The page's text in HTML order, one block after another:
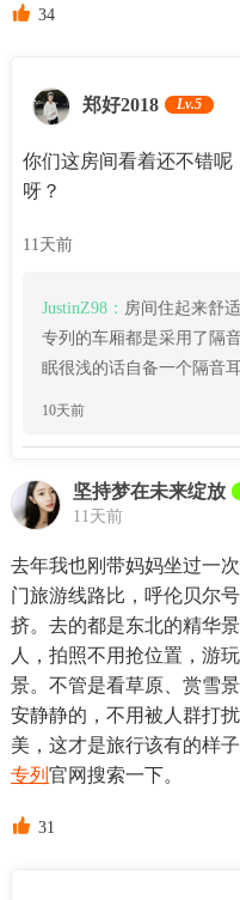
 34
郑好2018 Lv.5
你们这房间看着还不错
呀？
11天前
JustinZ98： 房间住起来舒
专列的车厢都是采用了隔
眠很浅的话自备一个隔音
10天前
坚持梦在未来绽放
11天前
去年我也刚带妈妈坐过一
门旅游线路比，呼伦贝尔
挤。去的都是东北的精华
人，拍照不用抢位置，游
景。不管是看草原、赏雪
安静静的，不用被人群打
美，这才是旅行该有的样
专列 官网搜索一下。
 31